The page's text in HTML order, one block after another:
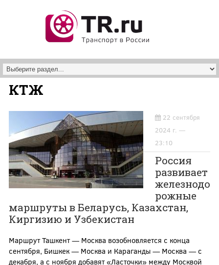
КТЖ
22 сентября
2024 г. —
23:10
Россия
развивает
железнодо
рожные
маршруты в Беларусь, Казахстан,
Киргизию и Узбекистан
Маршрут Ташкент — Москва возобновляется с конца
сентября, Бишкек — Москва и Караганды — Москва — с
декабря, а с ноября добавят «Ласточки» между Москвой